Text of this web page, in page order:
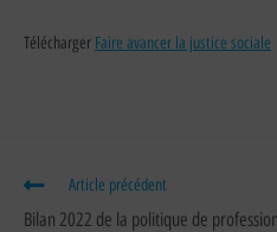
Télécharger Faire avancer la justice sociale
Article précédent
Bilan 2022 de la politique de